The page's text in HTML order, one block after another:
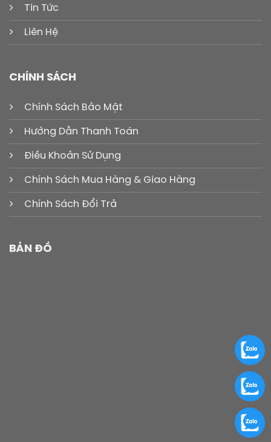
Tin Tức
Liên Hệ
CHÍNH SÁCH
Chính Sách Bảo Mật
Hướng Dẫn Thanh Toán
Điều Khoản Sử Dụng
Chính Sách Mua Hàng & Giao Hàng
Chính Sách Đổi Trả
BẢN ĐỒ